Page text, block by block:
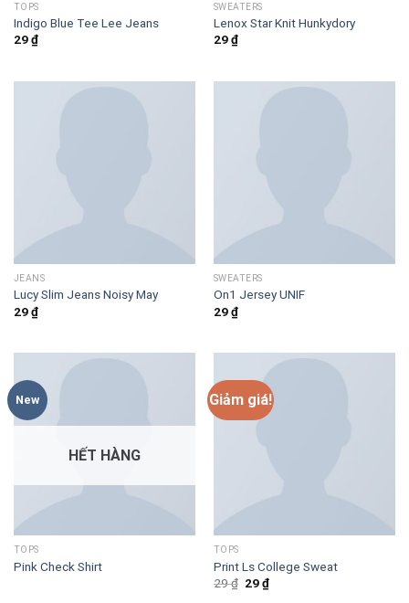
TOPS
Indigo Blue Tee Lee Jeans
29₫
SWEATERS
Lenox Star Knit Hunkydory
29₫
JEANS
Lucy Slim Jeans Noisy May
29₫
SWEATERS
On1 Jersey UNIF
29₫
New
HẾT HÀNG
TOPS
Pink Check Shirt
Giảm giá!
TOPS
Print Ls College Sweat
29₫ Giá
gốc
29₫Giá
hiện